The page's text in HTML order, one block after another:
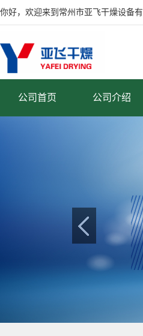
你好，欢迎来到常州市亚飞干燥设备有
公司首页 公司介绍